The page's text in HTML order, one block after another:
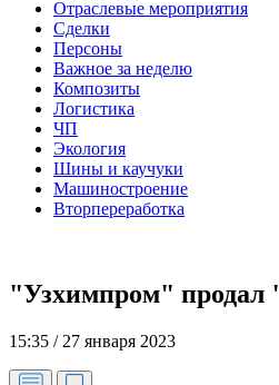
Отраслевые мероприятия
Сделки
Персоны
Важное за неделю
Композиты
Логистика
ЧП
Экология
Шины и каучуки
Машиностроение
Вторпереработка
"Узхимпром" продал
15:35 / 27 января 2023